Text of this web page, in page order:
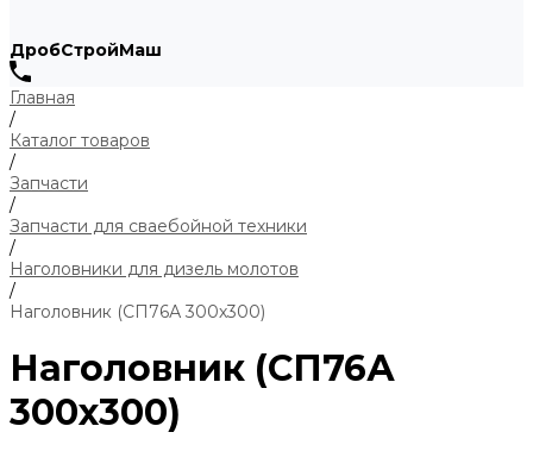
ДробСтройМаш
Главная
/
Каталог товаров
/
Запчасти
/
Запчасти для сваебойной техники
/
Наголовники для дизель молотов
/
Наголовник (СП76А 300х300)
Наголовник (СП76А
300х300)